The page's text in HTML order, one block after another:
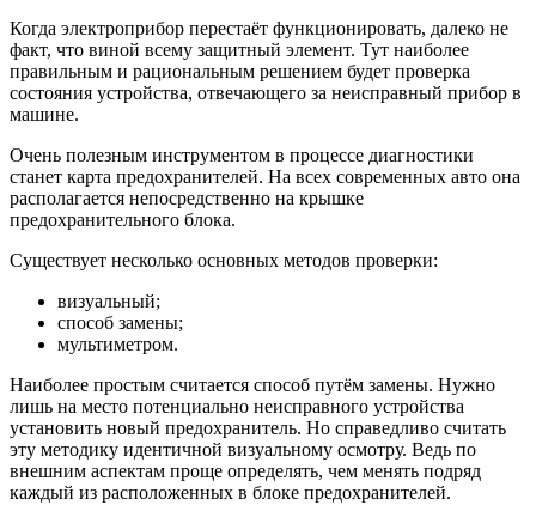
Когда электроприбор перестаёт функционировать, далеко не
факт, что виной всему защитный элемент. Тут наиболее
правильным и рациональным решением будет проверка
состояния устройства, отвечающего за неисправный прибор в
машине.
Очень полезным инструментом в процессе диагностики
станет карта предохранителей. На всех современных авто она
располагается непосредственно на крышке
предохранительного блока.
Существует несколько основных методов проверки:
визуальный;
способ замены;
мультиметром.
Наиболее простым считается способ путём замены. Нужно
лишь на место потенциально неисправного устройства
установить новый предохранитель. Но справедливо считать
эту методику идентичной визуальному осмотру. Ведь по
внешним аспектам проще определять, чем менять подряд
каждый из расположенных в блоке предохранителей.